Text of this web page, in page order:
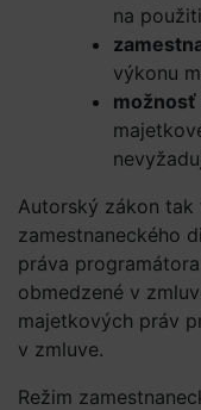
na
výkonu
Autorský zákon tak
zamestnaneckého
práva
obmedzené v
majetkových práv
v zmluve.
Režim